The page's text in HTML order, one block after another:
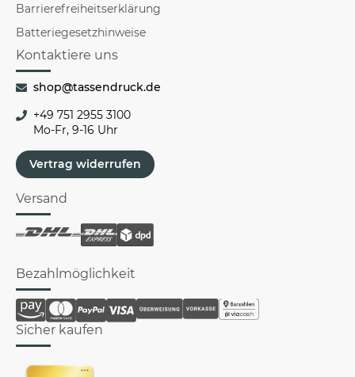
Barrierefreiheitserklärung
Batteriegesetzhinweise
Kontaktiere uns
shop@tassendruck.de
+49 751 2955 3100
Mo-Fr, 9-16 Uhr
Vertrag widerrufen
Versand
Bezahlmöglichkeit
Sicher kaufen